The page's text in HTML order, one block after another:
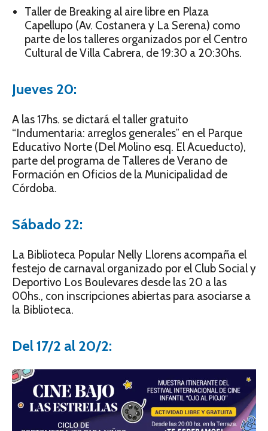
Taller de Breaking al aire libre en Plaza
Capellupo (Av. Costanera y La Serena) como
parte de los talleres organizados por el Centro
Cultural de Villa Cabrera, de 19:30 a 20:30hs.
Jueves 20:
A las 17hs. se dictará el taller gratuito
“Indumentaria: arreglos generales” en el Parque
Educativo Norte (Del Molino esq. El Acueducto),
parte del programa de Talleres de Verano de
Formación en Oficios de la Municipalidad de
Córdoba.
Sábado 22:
La Biblioteca Popular Nelly Llorens acompaña el
festejo de carnaval organizado por el Club Social y
Deportivo Los Boulevares desde las 20 a las
00hs., con inscripciones abiertas para asociarse a
la Biblioteca.
Del 17/2 al 20/2: